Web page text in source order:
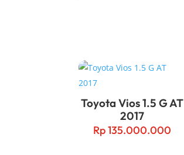
Toyota Vios 1.5 G AT
2017
Rp135.000.000